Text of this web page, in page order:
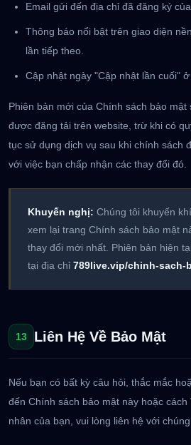
Email gửi đến địa chỉ đã đăng ký
Thông báo nổi bật trên giao diện
lần tiếp theo.
Cập nhật ngày "Cập nhật lần cuối"
Phiên bản mới của Chính sách bảo mật
được đăng tải trên website, trừ khi có
tục sử dụng dịch vụ sau khi chính sách
với việc bạn chấp nhận các thay đổi đó.
Khuyến nghị: Chúng tôi khuyến
xem lại trang Chính sách bảo mật
thay đổi mới nhất. Phiên bản hiện
tại địa chỉ 789live.vip/chinh-sach-
13 Liên Hệ Về Bảo Mật
Nếu bạn có bất kỳ câu hỏi, thắc mắc
đến Chính sách bảo mật này hoặc cách
nhân của bạn, vui lòng liên hệ với